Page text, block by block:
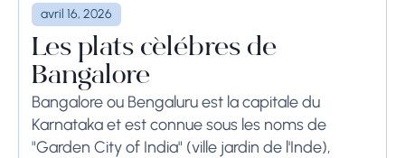
avril 16, 2026
Les plats célèbres de
Bangalore
Bangalore ou Bengaluru est la capitale du
Karnataka et est connue sous les noms de
"Garden City of India" (ville jardin de l'Inde),